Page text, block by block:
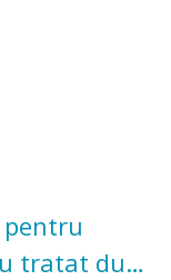
tratat după